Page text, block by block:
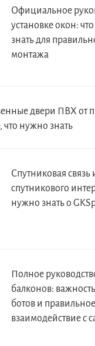
Официальное
установке окон:
знать для
монтажа
двери ПВХ от
нужно знать
Спутниковая связь
спутникового
нужно знать о
Полное
балконов:
ботов и правильное
взаимодействие с